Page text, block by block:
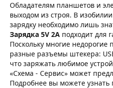
Обладателям планшетов и
выходом из строя. В
зарядку необходимо лишь
Зарядка 5V 2A подходит для
Поскольку многие
разные разъемы штекера:
что заряжать любимое
«Схема - Сервис» может
Подробнее вы можете узнать